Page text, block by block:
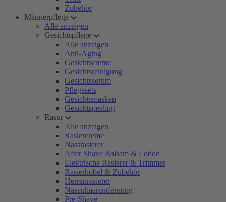
Zubehör
Männerpflege
Alle anzeigen
Gesichtspflege
Alle anzeigen
Anti-Aging
Gesichtscreme
Gesichtsreinigung
Gesichtsserum
Pflegesets
Gesichtsmasken
Gesichtspeeling
Rasur
Alle anzeigen
Rasiercreme
Nassrasierer
After Shave Balsam & Lotion
Elektrische Rasierer & Trimmer
Rasierhobel & Zubehör
Herrenrasierer
Nasenhaarentfernung
Pre-Shave